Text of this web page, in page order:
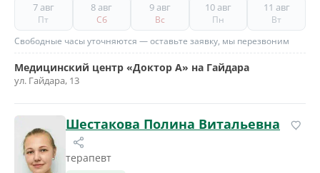
7 авг
Пт
8 авг
Сб
9 авг
Вс
10 авг
Пн
11 авг
Вт
Свободные часы уточняются — оставьте заявку, мы перезвоним
Медицинский центр «Доктор А» на Гайдара
ул. Гайдара, 13
Шестакова Полина Витальевна
терапевт